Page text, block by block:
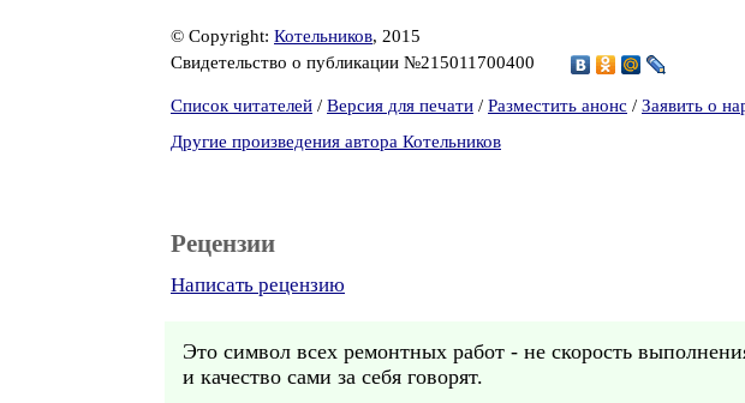
© Copyright: Котельников, 2015
Свидетельство о публикации №215011700400
Список читателей / Версия для печати / Разместить анонс / Заявить о
Другие произведения автора Котельников
Рецензии
Написать рецензию
Это символ всех ремонтных работ - не скорость
и качество сами за себя говорят.